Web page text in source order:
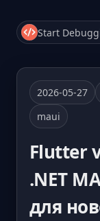
Start
2026-05-27
maui
Flutter
.NET
для